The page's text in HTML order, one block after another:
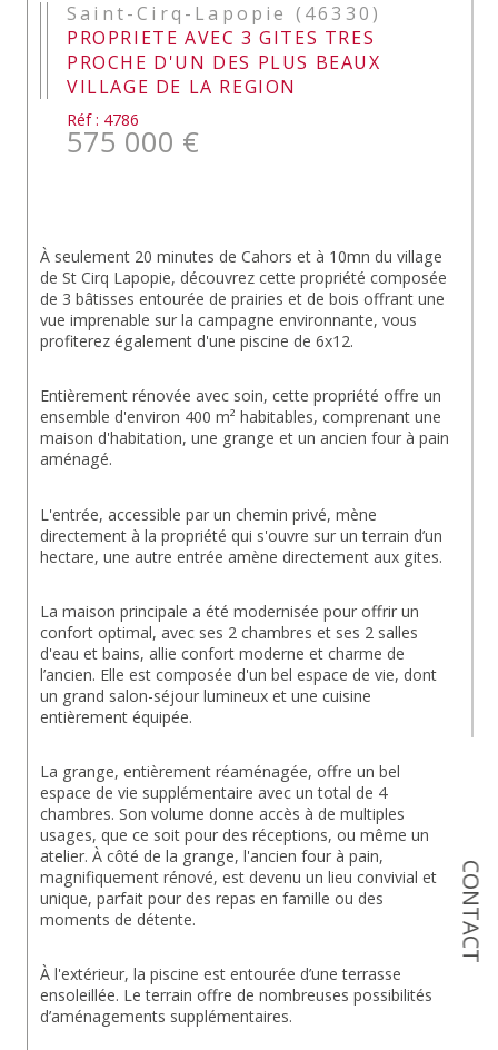
CONTACT
Saint-Cirq-Lapopie (46330)
PROPRIETE AVEC 3 GITES TRES
PROCHE D'UN DES PLUS BEAUX
VILLAGE DE LA REGION
Réf : 4786
575 000 €
À seulement 20 minutes de Cahors et à 10mn du village
de St Cirq Lapopie, découvrez cette propriété composée
de 3 bâtisses entourée de prairies et de bois offrant une
vue imprenable sur la campagne environnante, vous
profiterez également d'une piscine de 6x12.
Entièrement rénovée avec soin, cette propriété offre un
ensemble d'environ 400 m² habitables, comprenant une
maison d'habitation, une grange et un ancien four à pain
aménagé.
L'entrée, accessible par un chemin privé, mène
directement à la propriété qui s'ouvre sur un terrain d’un
hectare, une autre entrée amène directement aux gites.
La maison principale a été modernisée pour offrir un
confort optimal, avec ses 2 chambres et ses 2 salles
d'eau et bains, allie confort moderne et charme de
l’ancien. Elle est composée d'un bel espace de vie, dont
un grand salon-séjour lumineux et une cuisine
entièrement équipée.
La grange, entièrement réaménagée, offre un bel
espace de vie supplémentaire avec un total de 4
chambres. Son volume donne accès à de multiples
usages, que ce soit pour des réceptions, ou même un
atelier. À côté de la grange, l'ancien four à pain,
magnifiquement rénové, est devenu un lieu convivial et
unique, parfait pour des repas en famille ou des
moments de détente.
À l'extérieur, la piscine est entourée d’une terrasse
ensoleillée. Le terrain offre de nombreuses possibilités
d’aménagements supplémentaires.